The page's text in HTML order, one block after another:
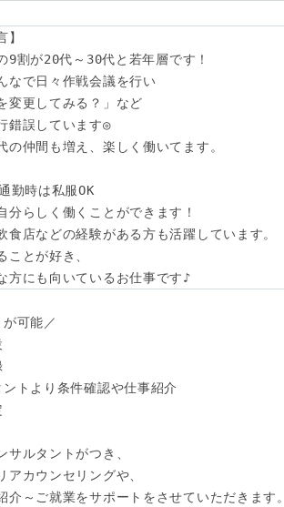
】
9割が20代～30代と若年層です！
なで日々作戦会議を行い
変更してみる？」など
錯誤しています◎
の仲間も増え、楽しく働いてます。
勤時は私服OK
分らしく働くことができます！
食店などの経験がある方も活躍しています。
ことが好き、
方にも向いているお仕事です♪
可能／
ントより条件確認や仕事紹介
サルタントがつき、
アカウンセリングや、
介～ご就業をサポートをさせていただきます。